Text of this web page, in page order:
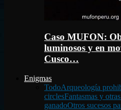
Caso MUFON:
luminosos y en
Cusco…
Enigmas
TodoArqueología
circlesFantasmas y
ganadoOtros sucesos